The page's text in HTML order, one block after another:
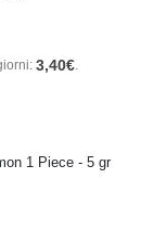
3,40€.
1 Piece - 5 gr